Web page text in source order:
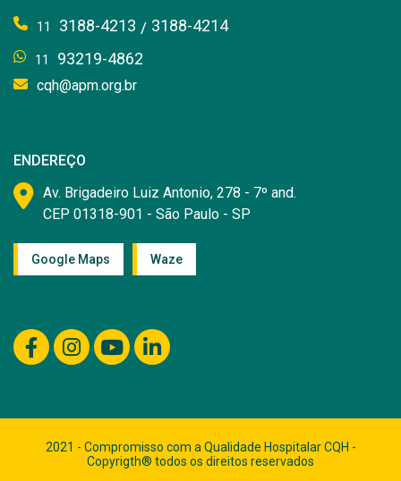
11 3188-4213 / 3188-4214
11 93219-4862
cqh@apm.org.br
ENDEREÇO
Av. Brigadeiro Luiz Antonio, 278 - 7º and.
CEP 01318-901 - São Paulo - SP
Google Maps Waze
2021 - Compromisso com a Qualidade Hospitalar CQH -
Copyrigth® todos os direitos reservados